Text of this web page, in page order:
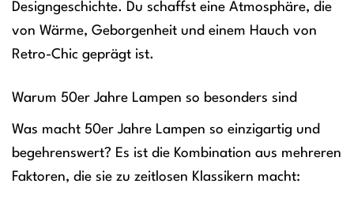
Designgeschichte. Du schaffst eine Atmosphäre, die
von Wärme, Geborgenheit und einem Hauch von
Retro-Chic geprägt ist.
Warum 50er Jahre Lampen so besonders sind
Was macht 50er Jahre Lampen so einzigartig und
begehrenswert? Es ist die Kombination aus mehreren
Faktoren, die sie zu zeitlosen Klassikern macht: